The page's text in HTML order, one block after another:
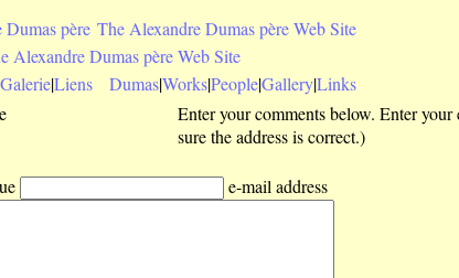
père The Alexandre Dumas père Web Site
Galerie|Liens Dumas|Works|People|Gallery|Links
Enter your comments below. Enter
sure the address is correct.)
e-mail address